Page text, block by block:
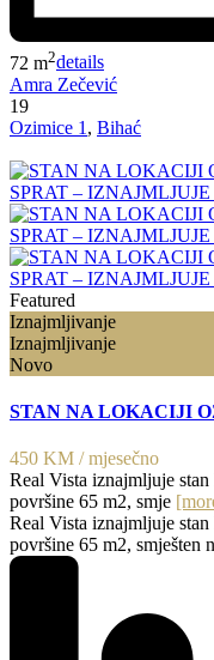
72 m2details
Amra Zečević
19
Ozimice 1 , Bihać
Featured
Iznajmljivanje
Iznajmljivanje
Novo
STAN NA LOKACIJI
450 KM / mjesečno
Real Vista iznajmljuje
površine 65 m2, smje
Real Vista iznajmljuje
površine 65 m2, smješten